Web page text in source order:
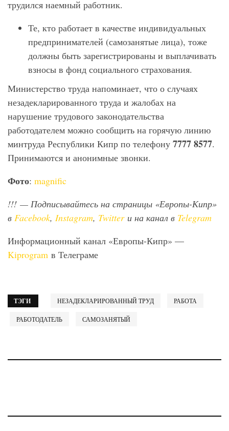
трудился наемный работник.
Те, кто работает в качестве индивидуальных
предпринимателей (самозанятые лица), тоже
должны быть зарегистрированы и выплачивать
взносы в фонд социального страхования.
Министерство труда напоминает, что о случаях
незадекларированного труда и жалобах на
нарушение трудового законодательства
работодателем можно сообщить на горячую линию
минтруда Республики Кипр по телефону 7777 8577.
Принимаются и анонимные звонки.
Фото: magnific
!!! — Подписывайтесь на страницы «Европы-Кипр»
в Facebook, Instagram, Twitter и на канал в Telegram
Информационный канал «Европы-Кипр» —
Kiprogram в Телеграме
ТЭГИ НЕЗАДЕКЛАРИРОВАННЫЙ ТРУД РАБОТА
РАБОТОДАТЕЛЬ САМОЗАНЯТЫЙ